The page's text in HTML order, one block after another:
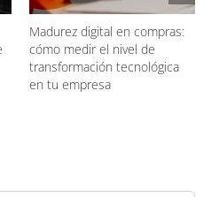
Agentic AI en las compras
¿Qué es?